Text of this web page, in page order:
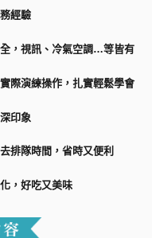
經驗
，視訊、冷氣空調…等皆有
際演練操作，扎實輕鬆學會
印象
排隊時間，省時又便利
，好吃又美味